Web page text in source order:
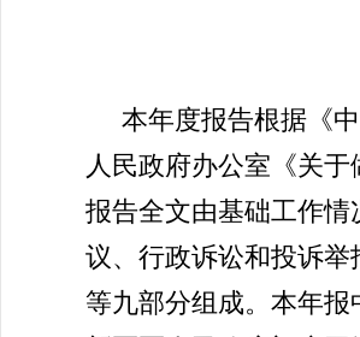
本年度报告根据《中
人民政府办公室《关
报告全文由基础工作
议、行政诉讼和投诉
等九部分组成。本年报